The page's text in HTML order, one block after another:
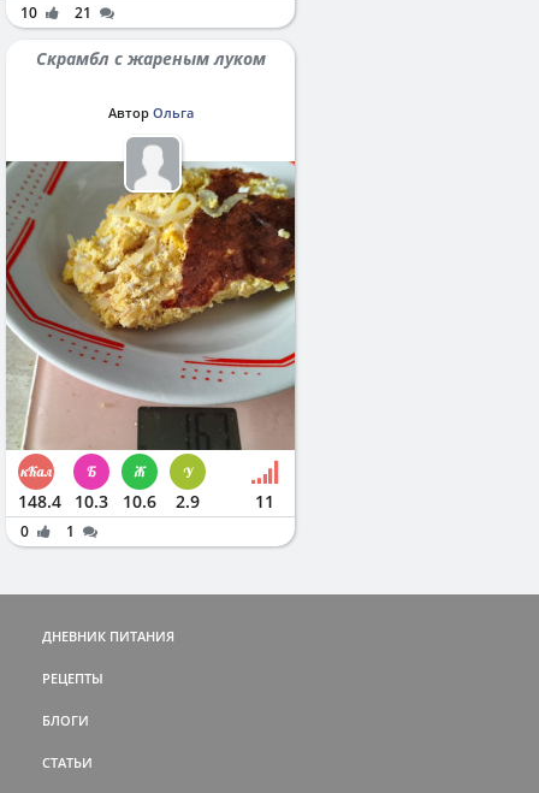
10 21
Скрамбл с жареным луком
Автор Ольга
148.4 10.3 10.6 2.9 11
0 1
ДНЕВНИК ПИТАНИЯ
РЕЦЕПТЫ
БЛОГИ
СТАТЬИ